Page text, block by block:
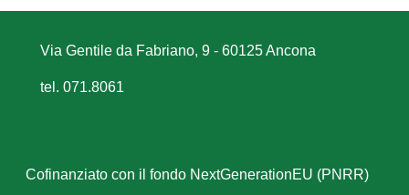
Via Gentile da Fabriano, 9 - 60125 Ancona
tel. 071.8061
Cofinanziato con il fondo NextGenerationEU (PNRR)